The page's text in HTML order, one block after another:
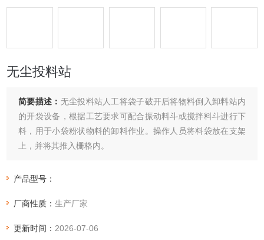
无尘投料站
简要描述： 无尘投料站人工将袋子破开后将物料倒入卸料站内
的开袋设备，根据工艺要求可配合振动料斗或搅拌料斗进行下
料，用于小袋粉状物料的卸料作业。操作人员将料袋放在支架
上，并将其推入栅格内。
产品型号：
厂商性质：生产厂家
更新时间： 2026-07-06